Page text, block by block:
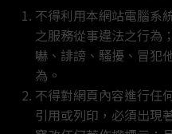
不得利用本網站電腦系
之服務從事違法之行為
嚇、誹謗、騷擾、冒犯
為。
不得對網頁內容進行任
引用或列印，必須出現